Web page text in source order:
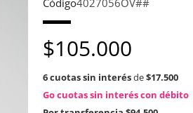
Código4027056OV##
$105.000
6 cuotas sin interésde$17.500
Go cuotas sin interés con débito